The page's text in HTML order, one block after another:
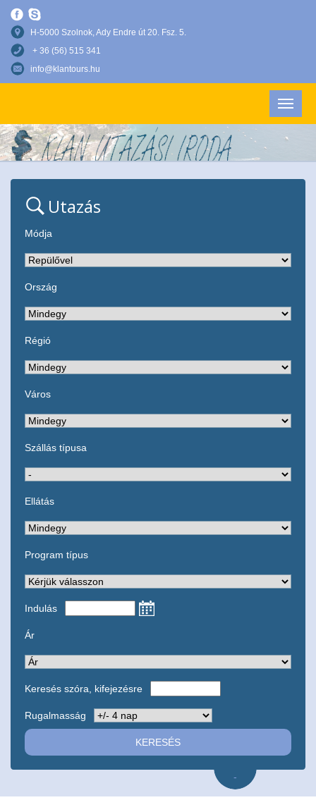
H-5000 Szolnok, Ady Endre út 20. Fsz. 5.
+ 36 (56) 515 341
info@klantours.hu
Utazás
Módja
Ország
Régió
Város
Szállás típusa
Ellátás
Program típus
Indulás
Ár
Keresés szóra, kifejezésre
Rugalmasság
-